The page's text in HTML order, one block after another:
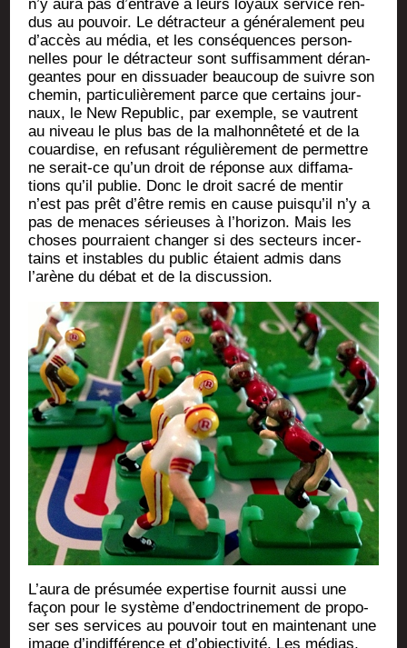
n’y aura pas d’entrave à leurs loyaux ser­vice ren­
dus au pou­voir. Le détrac­teur a géné­ra­le­ment peu
d’accès au média, et les consé­quences per­son­
nelles pour le détrac­teur sont suf­fi­sam­ment déran­
geantes pour en dis­sua­der beau­coup de suivre son
che­min, par­ti­cu­liè­re­ment parce que cer­tains jour­
naux, le New Repu­blic, par exemple, se vautrent
au niveau le plus bas de la mal­hon­nê­te­té et de la
couar­dise, en refu­sant régu­liè­re­ment de per­mettre
ne serait-ce qu’un droit de réponse aux dif­fa­ma­
tions qu’il publie. Donc le droit sacré de men­tir
n’est pas prêt d’être remis en cause puisqu’il n’y a
pas de menaces sérieuses à l’horizon. Mais les
choses pour­raient chan­ger si des sec­teurs incer­
tains et instables du public étaient admis dans
l’arène du débat et de la discussion.
L’aura de pré­su­mée exper­tise four­nit aus­si une
façon pour le sys­tème d’endoctrinement de pro­po­
ser ses ser­vices au pou­voir tout en main­te­nant une
image d’indifférence et d’objectivité. Les médias,